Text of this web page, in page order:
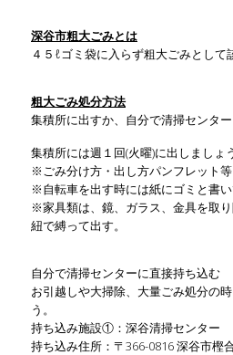
深谷市粗大ごみとは
４５ℓゴミ袋に入らず粗大ごみとして
粗大ごみ処分方法
集積所に出すか、自分で清掃センター
集積所には週１回(火曜)に出しましょう
※ごみ分け方・出し方パンフレット等
※自転車を出す時には紙にゴミと書い
※家具類は、鏡、ガラス、金具を取
紐で縛って出す。
自分で清掃センターに直接持ち込む
お引越しや大掃除、大量ごみ処分の
う。
持ち込み施設①：深谷清掃センター
持ち込み住所：〒366-0816 深谷市樫